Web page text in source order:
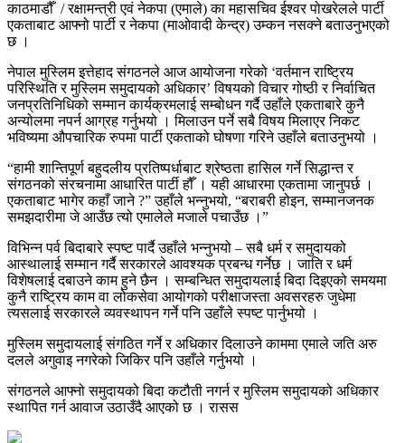
काठमाडौँ / रक्षामन्त्री एवं नेकपा (एमाले) का महासचिव ईश्वर पोखरेलले पार्टी
एकताबाट आफ्नो पार्टी र नेकपा (माओवादी केन्द्र) उम्कन नसक्ने बताउनुभएको
छ ।
नेपाल मुस्लिम इत्तेहाद संगठनले आज आयोजना गरेको ‘वर्तमान राष्ट्रिय
परिस्थिति र मुस्लिम समुदायको अधिकार’ विषयको विचार गोष्ठी र निर्वाचित
जनप्रतिनिधिको सम्मान कार्यक्रमलाई सम्बोधन गर्दै उहाँले एकताबारे कुनै
अन्योलमा नपर्न आग्रह गर्नुभयो । मिलाउन पर्ने सबै विषय मिलाएर निकट
भविष्यमा औपचारिक रुपमा पार्टी एकताको घोषणा गरिने उहाँले बताउनुभयो ।
“हामी शान्तिपूर्ण बहुदलीय प्रतिष्पर्धाबाट श्रेष्ठता हासिल गर्ने सिद्धान्त र
संगठनको संरचनामा आधारित पार्टी हौँ । यही आधारमा एकतामा जानुपर्छ ।
एकताबाट भागेर कहाँ जाने ?” उहाँले भन्नुभयो, “बराबरी होइन, सम्मानजनक
समझदारीमा जे आउँछ त्यो एमालेले मजाले पचाउँछ ।”
विभिन्न पर्व बिदाबारे स्पष्ट पार्दै उहाँले भन्नुभयो – सबै धर्म र समुदायको
आस्थालाई सम्मान गर्दै सरकारले आवश्यक प्रबन्ध गर्नेछ । जाति र धर्म
विशेषलाई दबाउने काम हुने छैन । सम्बन्धित समुदायलाई बिदा दिइएको समयमा
कुनै राष्ट्रिय काम वा लोकसेवा आयोगको परीक्षाजस्ता अवसरहरु जुधेमा
त्यसलाई सरकारले व्यवस्थापन गर्ने पनि उहाँले स्पष्ट पार्नुभयो ।
मुस्लिम समुदायलाई संगठित गर्ने र अधिकार दिलाउने काममा एमाले जति अरु
दलले अगुवाइ नगरेको जिकिर पनि उहाँले गर्नुभयो ।
संगठनले आफ्नो समुदायको बिदा कटौती नगर्न र मुस्लिम समुदायको अधिकार
स्थापित गर्न आवाज उठाउँदै आएको छ । रासस